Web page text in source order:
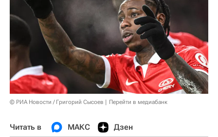
© РИА Новости / Григорий Сысоев Перейти в медиабанк
Читать в МАКС Дзен